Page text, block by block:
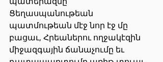
Ցեղասպանութեան
պատմութեան մէջ նոր էջ մը
բացաւ, Հրեաներու ողջակէզին
միջազգային ճանաչումը եւ